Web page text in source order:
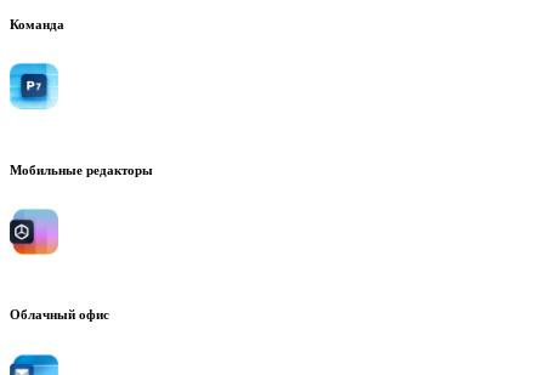
Команда
Мобильные редакторы
Облачный офис